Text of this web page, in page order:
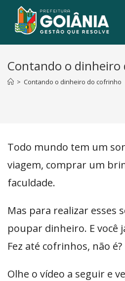
Contando o
> Contando o dinheiro do cofrinho
Todo mundo tem um
viagem, comprar um
faculdade.
Mas para realizar esses
poupar dinheiro. E você
Fez até cofrinhos, não é?
Olhe o vídeo a seguir e